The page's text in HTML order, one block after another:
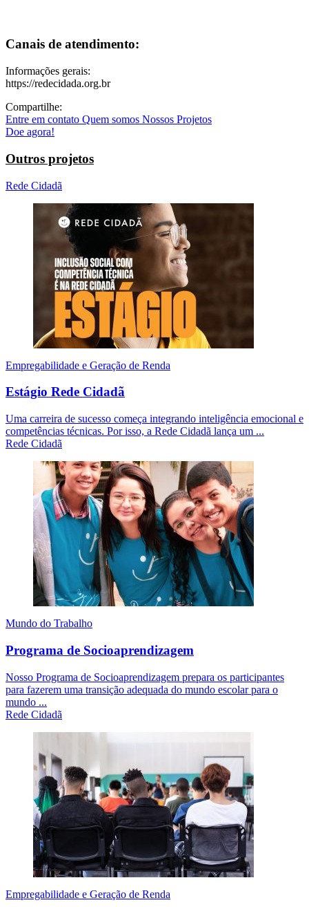
Canais de atendimento:
Informações gerais:
https://redecidada.org.br
Compartilhe:
Entre em contato Quem somos Nossos Projetos
Doe agora!
Outros projetos
Rede Cidadã
Empregabilidade e Geração de Renda
Estágio Rede Cidadã
Uma carreira de sucesso começa integrando inteligência emocional e
competências técnicas. Por isso, a Rede Cidadã lança um ...
Rede Cidadã
Mundo do Trabalho
Programa de Socioaprendizagem
Nosso Programa de Socioaprendizagem prepara os participantes
para fazerem uma transição adequada do mundo escolar para o
mundo ...
Rede Cidadã
Empregabilidade e Geração de Renda